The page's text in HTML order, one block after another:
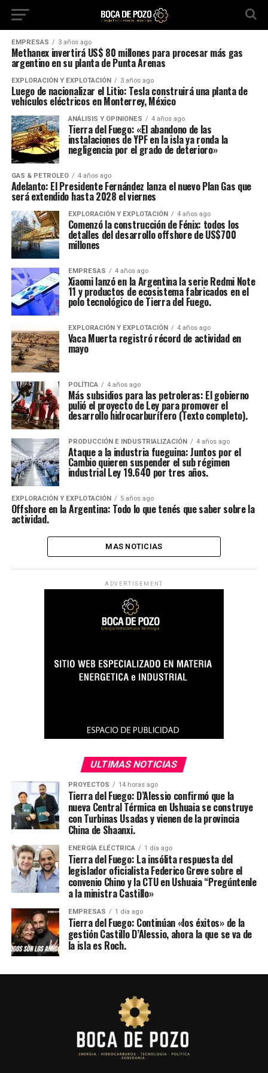
EMPRESAS 3 años ago
Methanex invertirá US$ 80 millones para procesar más gas
argentino en su planta de Punta Arenas
EXPLORACIÓN Y EXPLOTACIÓN 3 años ago
Luego de nacionalizar el Litio: Tesla construirá una planta de
vehículos eléctricos en Monterrey, México
ANÁLISIS Y OPINIONES 4 años ago
Tierra del Fuego: «El abandono de las
instalaciones de YPF en la isla ya ronda la
negligencia por el grado de deterioro»
GAS & PETROLEO 4 años ago
Adelanto: El Presidente Fernández lanza el nuevo Plan Gas que
será extendido hasta 2028 el viernes
EXPLORACIÓN Y EXPLOTACIÓN 4 años ago
Comenzó la construcción de Fénix: todos los
detalles del desarrollo offshore de US$700
millones
EMPRESAS 4 años ago
Xiaomi lanzó en la Argentina la serie Redmi Note
11 y productos de ecosistema fabricados en el
polo tecnológico de Tierra del Fuego.
EXPLORACIÓN Y EXPLOTACIÓN 4 años ago
Vaca Muerta registró récord de actividad en
mayo
POLÍTICA 4 años ago
Más subsidios para las petroleras: El gobierno
pulió el proyecto de Ley para promover el
desarrollo hidrocarburífero (Texto completo).
PRODUCCIÓN E INDUSTRIALIZACIÓN 4 años ago
Ataque a la industria fueguina: Juntos por el
Cambio quieren suspender el sub régimen
industrial Ley 19.640 por tres años.
EXPLORACIÓN Y EXPLOTACIÓN 5 años ago
Offshore en la Argentina: Todo lo que tenés que saber sobre la
actividad.
MAS NOTICIAS
ADVERTISEMENT
ULTIMAS NOTICIAS
PROYECTOS 14 horas ago
Tierra del Fuego: D’Alessio confirmó que la
nueva Central Térmica en Ushuaia se construye
con Turbinas Usadas y vienen de la provincia
China de Shaanxi.
ENERGÍA ELÉCTRICA 1 día ago
Tierra del Fuego: La insólita respuesta del
legislador oficialista Federico Greve sobre el
convenio Chino y la CTU en Ushuaia “Pregúntenle
a la ministra Castillo»
EMPRESAS 1 día ago
Tierra del Fuego: Continúan «los éxitos» de la
gestión Castillo D’Alessio, ahora la que se va de
la isla es Roch.